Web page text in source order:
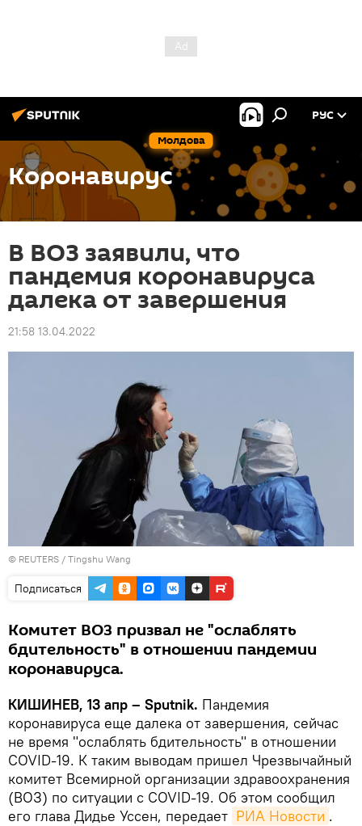
Молдова
РУС
Коронавирус
В ВОЗ заявили, что
пандемия коронавируса
далека от завершения
21:58 13.04.2022
© REUTERS / Tingshu Wang
Подписаться
Комитет ВОЗ призвал не "ослаблять
бдительность" в отношении пандемии
коронавируса.
КИШИНЕВ, 13 апр – Sputnik. Пандемия
коронавируса еще далека от завершения, сейчас
не время "ослаблять бдительность" в отношении
COVID-19. К таким выводам пришел Чрезвычайный
комитет Всемирной организации здравоохранения
(ВОЗ) по ситуации с COVID-19. Об этом сообщил
его глава Дидье Уссен, передает РИА Новости .